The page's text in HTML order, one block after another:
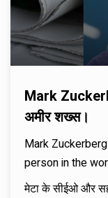
Mark
अमीर शख्स।
Mark
person in the
मेटा के सीईओ और